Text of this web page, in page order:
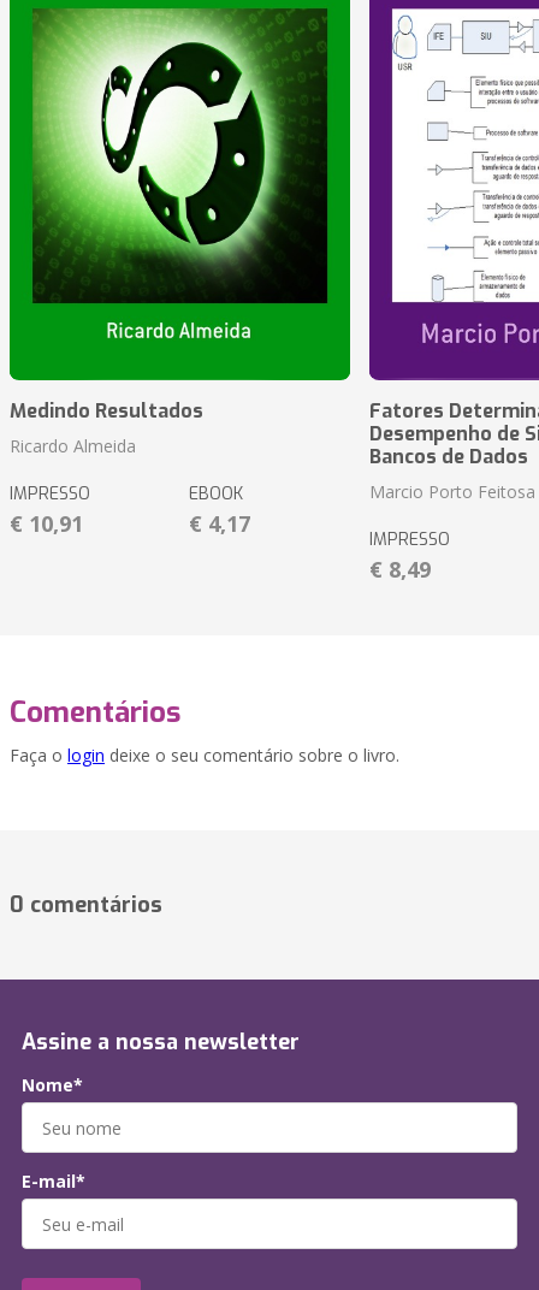
Medindo Resultados
Ricardo Almeida
IMPRESSO
€ 10,91
EBOOK
€ 4,17
Fatores
Desempenho de
Bancos de Dados
Marcio Porto Feitosa
IMPRESSO
€ 8,49
Comentários
Faça o login deixe o seu comentário sobre o livro.
0 comentários
Assine a nossa newsletter
Nome*
E-mail*